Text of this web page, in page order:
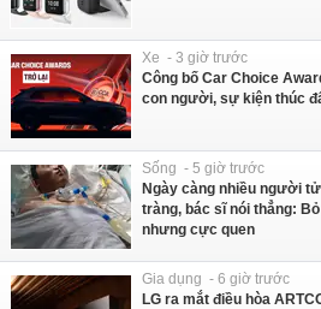
Xe - 3 giờ trước
Công bố Car Choice
con người, sự kiện thúc
Sống - 5 giờ trước
Ngày càng nhiều người
tràng, bác sĩ nói thẳng:
nhưng cực quen
Gia dụng - 6 giờ trước
LG ra mắt điều hòa